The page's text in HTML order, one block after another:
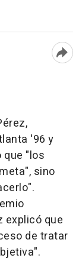
'96 y
que "los
sino
explicó que
de tratar